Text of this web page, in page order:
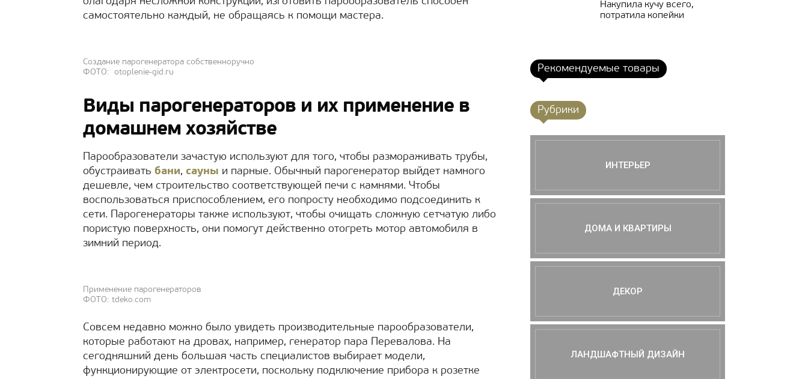
самостоятельно каждый, не обращаясь к помощи мастера.
Создание парогенератора собственноручно
ФОТО: otoplenie-gid.ru
Виды парогенераторов и их применение в
домашнем хозяйстве
Парообразователи зачастую используют для того, чтобы размораживать трубы,
обустраивать бани, сауны и парные. Обычный парогенератор выйдет намного
дешевле, чем строительство соответствующей печи с камнями. Чтобы
воспользоваться приспособлением, его попросту необходимо подсоединить к
сети. Парогенераторы также используют, чтобы очищать сложную сетчатую либо
пористую поверхность, они помогут действенно отогреть мотор автомобиля в
зимний период.
Применение парогенераторов
ФОТО: tdeko.com
Совсем недавно можно было увидеть производительные парообразователи,
которые работают на дровах, например, генератор пара Перевалова. На
сегодняшний день большая часть специалистов выбирает модели,
функционирующие от электросети, поскольку подключение прибора к розетке
Накупила кучу всего,
потратила копейки
Рекомендуемые товары
Рубрики
ИНТЕРЬЕР
ДОМА И КВАРТИРЫ
ДЕКОР
ЛАНДШАФТНЫЙ ДИЗАЙН